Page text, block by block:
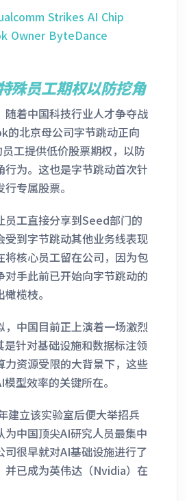
Strikes AI Chip
Owner ByteDance
殊员工期权以防挖角
随着中国科技行业人才争夺战
的北京母公司字节跳动正向
工提供低价股票期权，以防
行为。这也是字节跳动首次针
专属股票。
员工直接分享到Seed部门的
受到字节跳动其他业务线表现
将核心员工留在公司，因为包
对手此前已开始向字节跳动的
榄枝。
，中国目前正上演着一场激烈
是针对基础设施和数据标注领
力资源受限的大背景下，这些
型效率的关键所在。
建立该实验室后便大举招兵
为中国顶尖AI研究人员最集中
司很早就对AI基础设施进行了
并已成为英伟达（Nvidia）在